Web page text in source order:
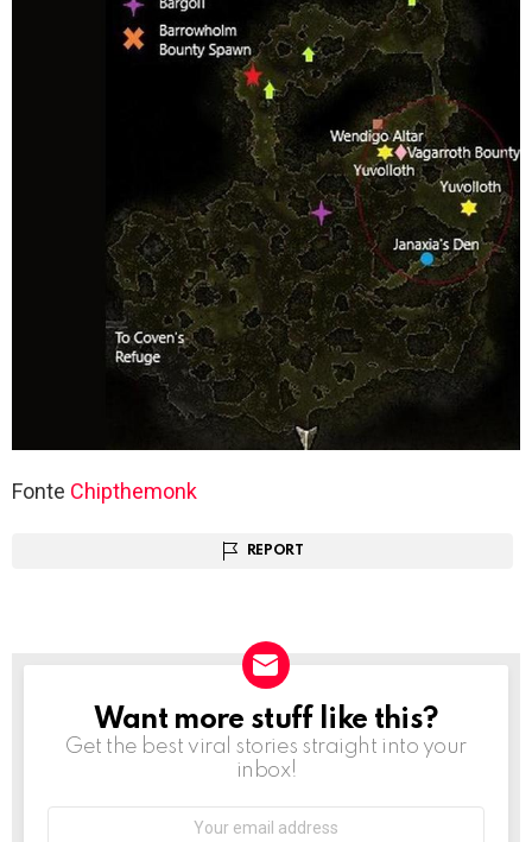
Fonte Chipthemonk
REPORT
NEWSLETTER
Want more stuff like this?
Get the best viral stories straight into your
inbox!